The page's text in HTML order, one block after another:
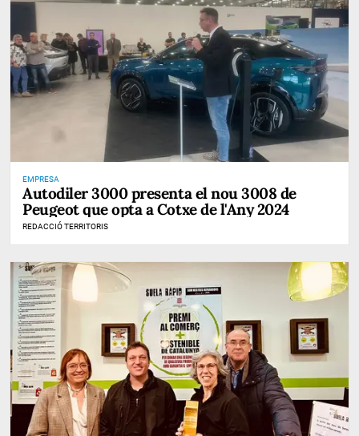
EMPRESA
Autodiler 3000 presenta el nou 3008 de
Peugeot que opta a Cotxe de l'Any 2024
REDACCIÓ TERRITORIS